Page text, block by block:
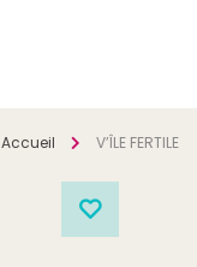
Accueil V’ÎLE FERTILE